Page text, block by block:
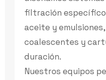
filtración
aceite y
coalescentes y
duración.
Nuestros equipos